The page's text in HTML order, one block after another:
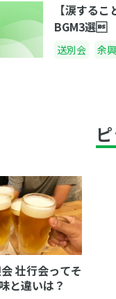
【涙する
BGM3選
送別会 余興
壮行会ってそ
と違いは？